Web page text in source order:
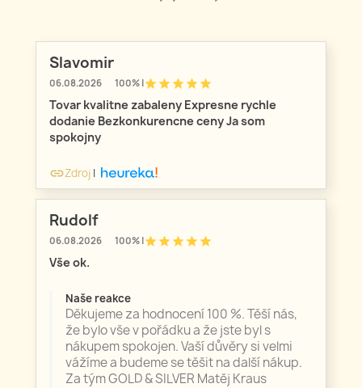
Slavomir
06.08.2026 100% |starstarstarstarstar
Tovar kvalitne zabaleny Expresne rychle
dodanie Bezkonkurencne ceny Ja som
spokojny
linkZdroj |
Rudolf
06.08.2026 100% |starstarstarstarstar
Vše ok.
Naše reakce
Děkujeme za hodnocení 100 %. Těší nás,
že bylo vše v pořádku a že jste byl s
nákupem spokojen. Vaší důvěry si velmi
vážíme a budeme se těšit na další nákup.
Za tým GOLD & SILVER Matěj Kraus